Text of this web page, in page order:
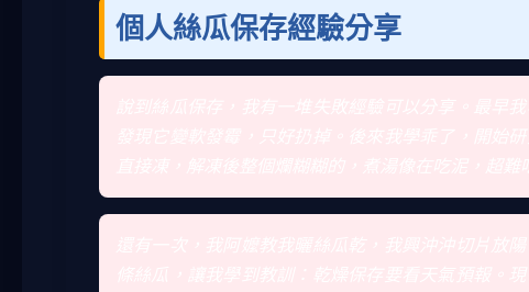
個人絲瓜保存經驗分享